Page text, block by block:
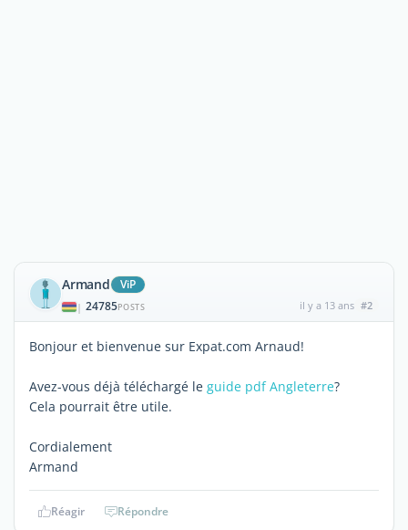
Armand ViP
| 24785POSTS il y a 13 ans #2
Bonjour et bienvenue sur Expat.com Arnaud!
Avez-vous déjà téléchargé le guide pdf Angleterre?
Cela pourrait être utile.
Cordialement
Armand
Réagir Répondre